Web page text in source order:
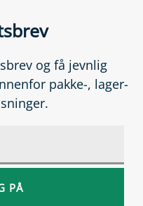
og få jevnlig
pakke-, lager-